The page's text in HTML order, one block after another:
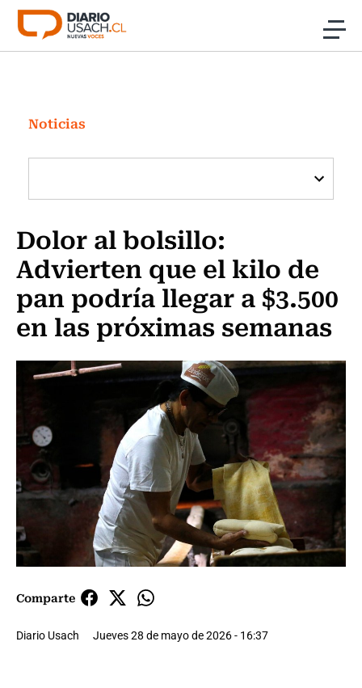
Click acá para ir directamente al contenido
Investigación
Cultura
Programas Radio y TV Usach
Noticias
Dolor al bolsillo:
Advierten que el kilo de
pan podría llegar a $3.500
en las próximas semanas
Comparte
Diario Usach Jueves 28 de mayo de 2026 - 16:37